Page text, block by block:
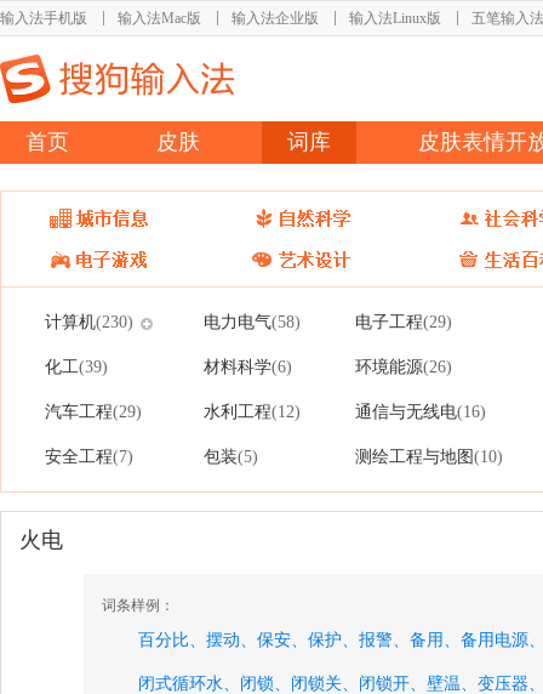
输入法手机版 输入法Mac版 输入法企业版 输入法Linux版 五笔输入法
首页 皮肤 词库 皮肤表情开
计算机(230) 电力电气(58) 电子工程(29)
化工(39) 材料科学(6) 环境能源(26)
汽车工程(29) 水利工程(12) 通信与无线电(16)
安全工程(7) 包装(5) 测绘工程与地图(10)
火电
词条样例：
百分比、 摆动、 保安、 保护、 报警、 备用、 备用电源
闭式循环水、 闭锁、 闭锁关、 闭锁开、 壁温、 变压器